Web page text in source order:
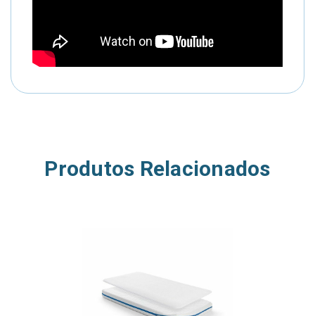
Produtos Relacionados